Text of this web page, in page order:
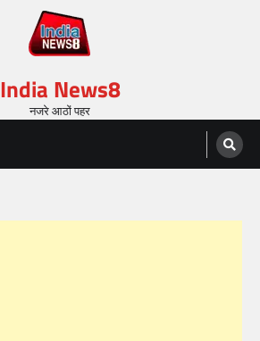
India News8
नजरे आठों पहर